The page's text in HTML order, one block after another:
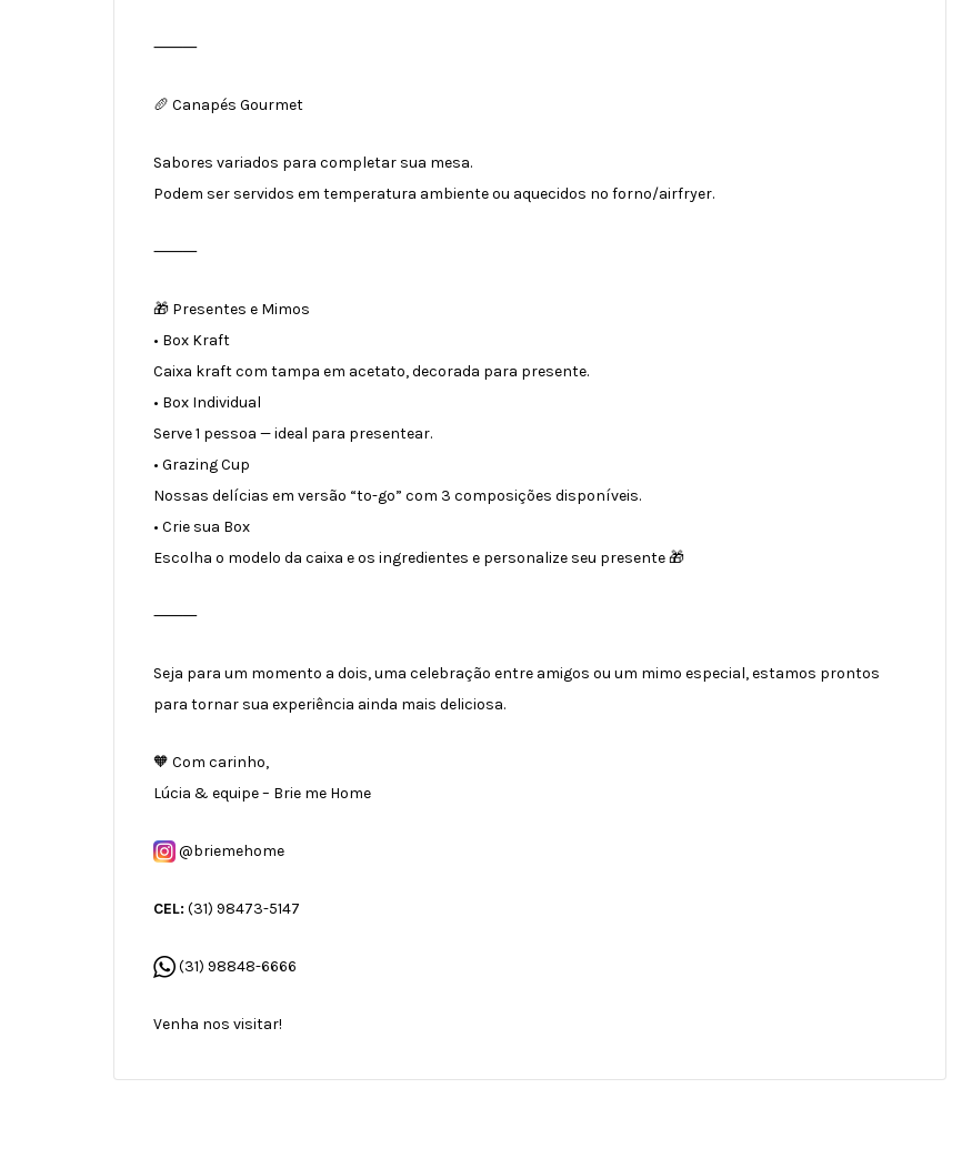
⸻
🥖 Canapés Gourmet
Sabores variados para completar sua mesa.
Podem ser servidos em temperatura ambiente ou aquecidos no forno/airfryer.
⸻
🎁 Presentes e Mimos
• Box Kraft
Caixa kraft com tampa em acetato, decorada para presente.
• Box Individual
Serve 1 pessoa — ideal para presentear.
• Grazing Cup
Nossas delícias em versão “to-go” com 3 composições disponíveis.
• Crie sua Box
Escolha o modelo da caixa e os ingredientes e personalize seu presente 🎁
⸻
Seja para um momento a dois, uma celebração entre amigos ou um mimo especial, estamos prontos
para tornar sua experiência ainda mais deliciosa.
🧡 Com carinho,
Lúcia & equipe – Brie me Home
@briemehome
CEL: (31) 98473-5147
(31) 98848-6666
Venha nos visitar!